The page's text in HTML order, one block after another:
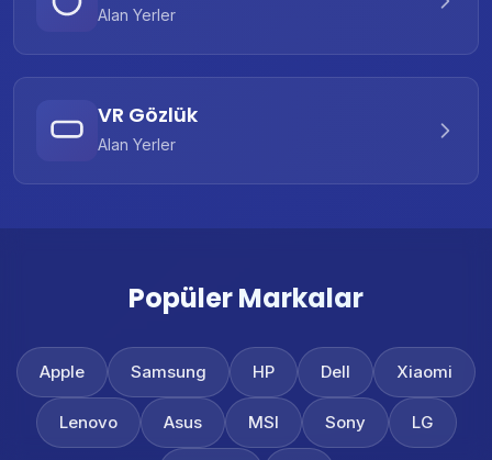
Alan Yerler
VR Gözlük
Alan Yerler
Popüler Markalar
Apple Samsung HP Dell Xiaomi
Lenovo Asus MSI Sony LG